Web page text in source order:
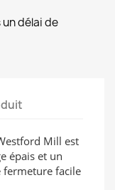
délai de
Mill est
épais et un
fermeture facile